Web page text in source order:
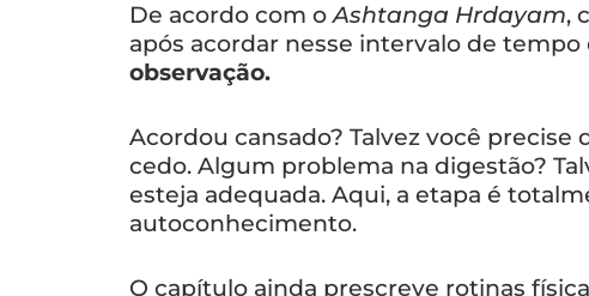
De acordo com oAshtanga Hrdayam,
após acordar nesse intervalo de tempo
observação.
Acordou cansado? Talvez você precise
cedo. Algum problema na digestão?
esteja adequada. Aqui, a etapa é
autoconhecimento.
O capítulo ainda prescreve rotinas